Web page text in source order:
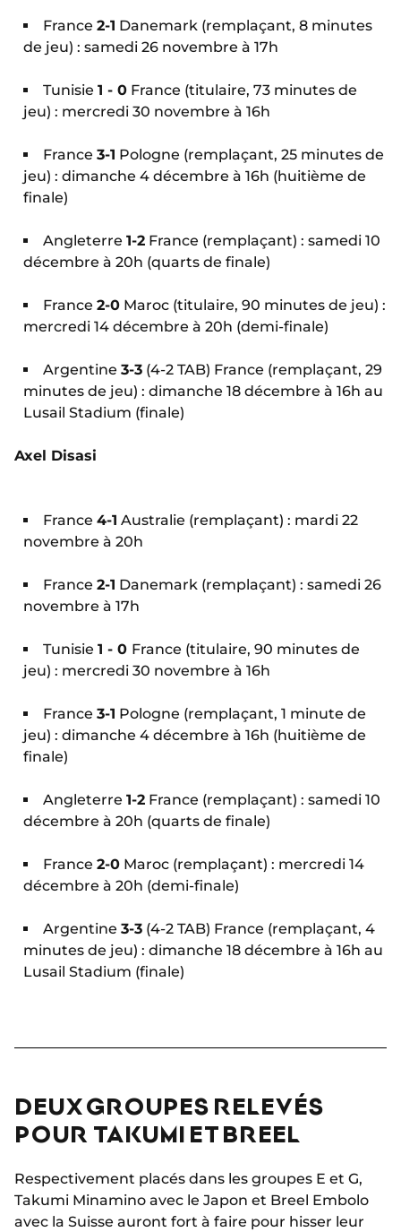
France 2-1 Danemark (remplaçant, 8 minutes
de jeu) : samedi 26 novembre à 17h
Tunisie 1 - 0 France (titulaire, 73 minutes de
jeu) : mercredi 30 novembre à 16h
France 3-1 Pologne (remplaçant, 25 minutes de
jeu) : dimanche 4 décembre à 16h (huitième de
finale)
Angleterre 1-2 France (remplaçant) : samedi 10
décembre à 20h (quarts de finale)
France 2-0 Maroc (titulaire, 90 minutes de jeu) :
mercredi 14 décembre à 20h (demi-finale)
Argentine 3-3 (4-2 TAB) France (remplaçant, 29
minutes de jeu) : dimanche 18 décembre à 16h au
Lusail Stadium (finale)
Axel Disasi
France 4-1 Australie (remplaçant) : mardi 22
novembre à 20h
France 2-1 Danemark (remplaçant) : samedi 26
novembre à 17h
Tunisie 1 - 0 France (titulaire, 90 minutes de
jeu) : mercredi 30 novembre à 16h
France 3-1 Pologne (remplaçant, 1 minute de
jeu) : dimanche 4 décembre à 16h (huitième de
finale)
Angleterre 1-2 France (remplaçant) : samedi 10
décembre à 20h (quarts de finale)
France 2-0 Maroc (remplaçant) : mercredi 14
décembre à 20h (demi-finale)
Argentine 3-3 (4-2 TAB) France (remplaçant, 4
minutes de jeu) : dimanche 18 décembre à 16h au
Lusail Stadium (finale)
DEUX GROUPES RELEVÉS
POUR TAKUMI ET BREEL
Respectivement placés dans les groupes E et G,
Takumi Minamino avec le Japon et Breel Embolo
avec la Suisse auront fort à faire pour hisser leur